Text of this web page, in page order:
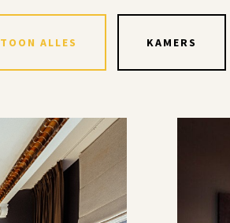
TOON ALLES KAMERS